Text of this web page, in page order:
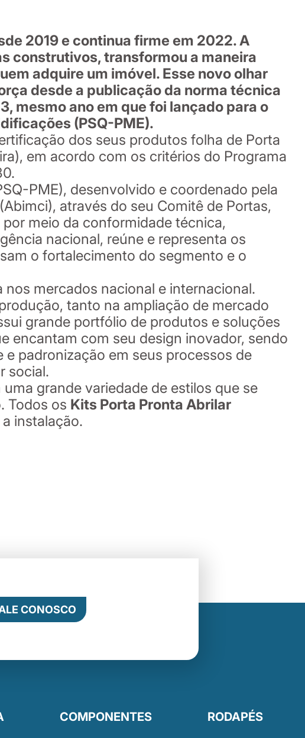
2019 e continua firme em 2022. A
construtivos, transformou a maneira
adquire um imóvel. Esse novo olhar
desde a publicação da norma técnica
mesmo ano em que foi lançado para o
(PSQ-PME).
dos seus produtos folha de Porta
em acordo com os critérios do Programa
PME), desenvolvido e coordenado pela
através do seu Comitê de Portas,
meio da conformidade técnica,
nacional, reúne e representa os
o fortalecimento do segmento e o
mercados nacional e internacional.
tanto na ampliação de mercado
grande portfólio de produtos e soluções
encantam com seu design inovador, sendo
padronização em seus processos de
social.
grande variedade de estilos que se
Todos os Kits Porta Pronta Abrilar
instalação.
CONOSCO
COMPONENTES RODAPÉS